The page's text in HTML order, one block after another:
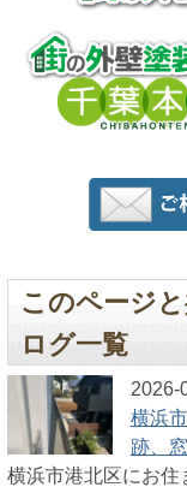
このページ
ログ一覧
2026-
横浜
跡、
横浜市港北区にお住